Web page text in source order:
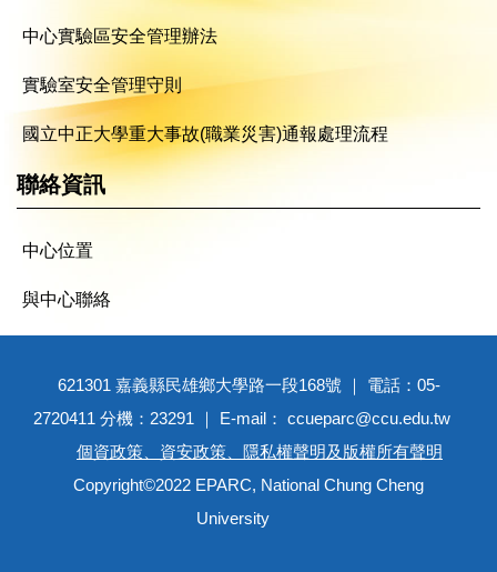
中心實驗區安全管理辦法
實驗室安全管理守則
國立中正大學重大事故(職業災害)通報處理流程
聯絡資訊
中心位置
與中心聯絡
621301 嘉義縣民雄鄉大學路一段168號 ｜ 電話：05-
2720411 分機：23291 ｜ E-mail： ccueparc@ccu.edu.tw
個資政策、資安政策、隱私權聲明及版權所有聲明
Copyright©2022 EPARC, National Chung Cheng
University